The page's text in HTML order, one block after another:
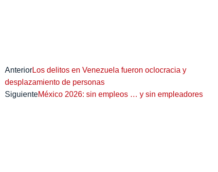
AnteriorLos delitos en Venezuela fueron oclocracia y
desplazamiento de personas
SiguienteMéxico 2026: sin empleos … y sin empleadores